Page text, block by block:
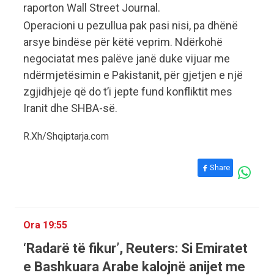
raporton Wall Street Journal.
Operacioni u pezullua pak pasi nisi, pa dhënë
arsye bindëse për këtë veprim. Ndërkohë
negociatat mes palëve janë duke vijuar me
ndërmjetësimin e Pakistanit, për gjetjen e një
zgjidhjeje që do t’i jepte fund konfliktit mes
Iranit dhe SHBA-së.
R.Xh/Shqiptarja.com
Share
Ora 19:55
‘Radarë të fikur’, Reuters: Si Emiratet
e Bashkuara Arabe kalojnë anijet me